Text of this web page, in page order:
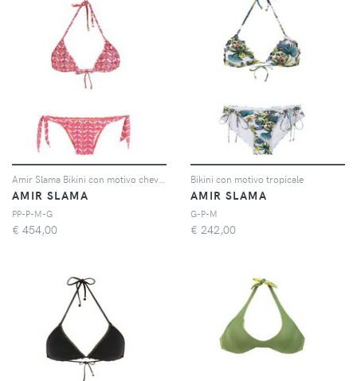
AMIR SLAMA
PP-P-M-G
€ 454,00
Bikini con motivo tropicale
AMIR SLAMA
G-P-M
€ 242,00